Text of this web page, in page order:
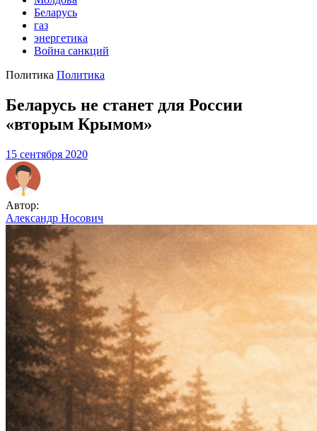
Беларусь
газ
энергетика
Война санкций
Политика Политика
Беларусь не станет для России
«вторым Крымом»
15 сентября 2020
Автор:
Александр Носович